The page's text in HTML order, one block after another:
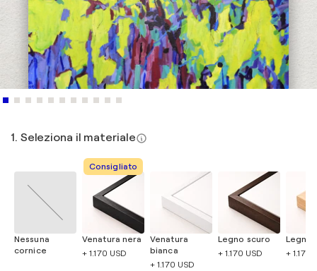
1. Seleziona il materiale
Nessuna
cornice
Consigliato
Venatura nera
+ 1.170 USD
Venatura
bianca
+ 1.170 USD
Legno scuro
+ 1.170 USD
Legno
+ 1.170